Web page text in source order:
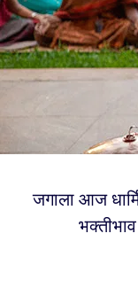
जगाला आज